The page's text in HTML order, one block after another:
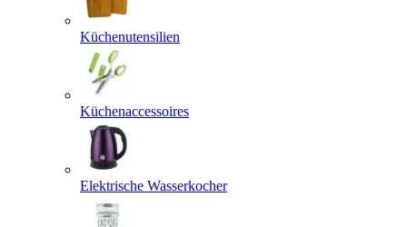
Küchenutensilien
Küchenaccessoires
Elektrische Wasserkocher